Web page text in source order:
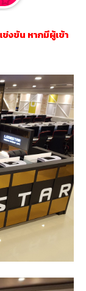
งขัน หากมีผู้เข้า